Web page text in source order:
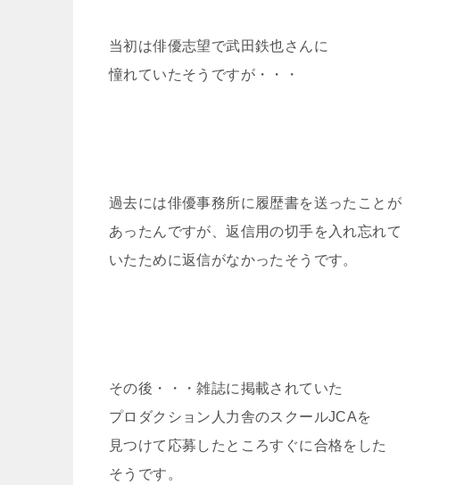
当初は俳優志望で武田鉄也さんに
憧れていたそうですが・・・
過去には俳優事務所に履歴書を送ったことが
あったんですが、返信用の切手を入れ忘れて
いたために返信がなかったそうです。
その後・・・雑誌に掲載されていた
プロダクション人力舎のスクールJCAを
見つけて応募したところすぐに合格をした
そうです。